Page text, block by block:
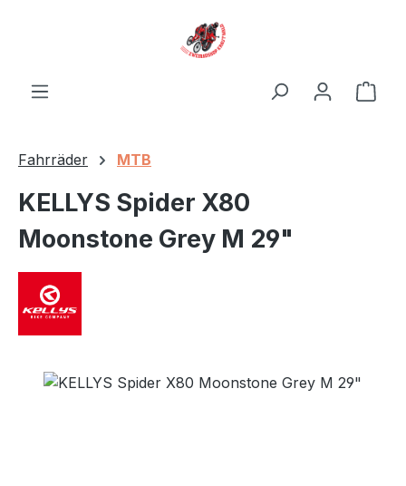
Fahrräder MTB
KELLYS Spider X80
Moonstone Grey M 29"
Bildergalerie überspringen